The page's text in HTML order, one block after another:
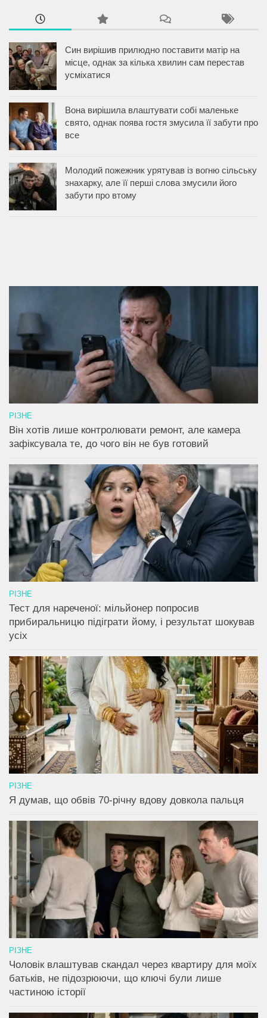
Син вирішив прилюдно поставити матір на
місце, однак за кілька хвилин сам перестав
усміхатися
Вона вирішила влаштувати собі маленьке
свято, однак поява гостя змусила її забути про
все
Молодий пожежник урятував із вогню сільську
знахарку, але її перші слова змусили його
забути про втому
РІЗНЕ
Він хотів лише контролювати ремонт, але камера
зафіксувала те, до чого він не був готовий
РІЗНЕ
Тест для нареченої: мільйонер попросив
прибиральницю підіграти йому, і результат шокував
усіх
РІЗНЕ
Я думав, що обвів 70-річну вдову довкола пальця
РІЗНЕ
Чоловік влаштував скандал через квартиру для моїх
батьків, не підозрюючи, що ключі були лише
частиною історії